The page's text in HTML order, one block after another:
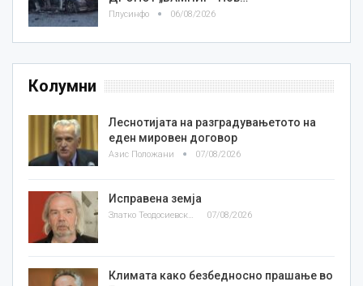
Плусинфо 06/08/2026
Колумни
Леснотијата на разградувањетото на
еден мировен договор
Азис Положани 07/08/2026
Исправена земја
Златко Теодосиевски 07/08/2026
Климата како безбедносно прашање во